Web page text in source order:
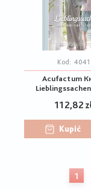
Kod: 4041
Acufactum
112,82
Kupić
1